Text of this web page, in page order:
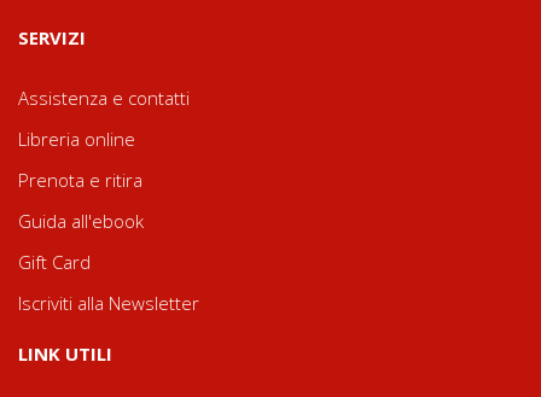
SERVIZI
Assistenza e contatti
Libreria online
Prenota e ritira
Guida all'ebook
Gift Card
Iscriviti alla Newsletter
LINK UTILI